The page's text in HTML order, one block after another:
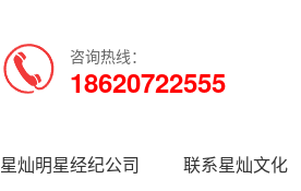
咨询热线：
18620722555
星灿明星经纪公司 联系星灿文化